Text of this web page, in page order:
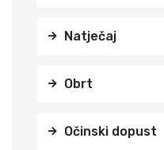
Natječaj
Obrt
Očinski dopust